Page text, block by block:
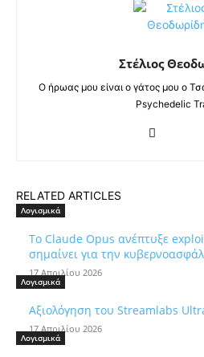
Στέλιος
Ο ήρωας μου είναι ο γάτος μου ο
Psychedelic
RELATED ARTICLES
Λογισμικά
Το Claude Opus ανέπτυξε
σημαίνει για την
17 Απριλίου 2026
Λογισμικά
Αξιολόγηση του Streamlabs
17 Απριλίου 2026
Λογισμικά